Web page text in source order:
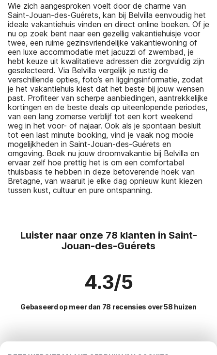
Wie zich aangesproken voelt door de charme van
Saint-Jouan-des-Guérets, kan bij Belvilla eenvoudig het
ideale vakantiehuis vinden en direct online boeken. Of je
nu op zoek bent naar een gezellig vakantiehuisje voor
twee, een ruime gezinsvriendelijke vakantiewoning of
een luxe accommodatie met jacuzzi of zwembad, je
hebt keuze uit kwalitatieve adressen die zorgvuldig zijn
geselecteerd. Via Belvilla vergelijk je rustig de
verschillende opties, foto’s en liggingsinformatie, zodat
je het vakantiehuis kiest dat het beste bij jouw wensen
past. Profiteer van scherpe aanbiedingen, aantrekkelijke
kortingen en de beste deals op uiteenlopende periodes,
van een lang zomerse verblijf tot een kort weekend
weg in het voor- of najaar. Ook als je spontaan besluit
tot een last minute booking, vind je vaak nog mooie
mogelijkheden in Saint-Jouan-des-Guérets en
omgeving. Boek nu jouw droomvakantie bij Belvilla en
ervaar zelf hoe prettig het is om een comfortabel
thuisbasis te hebben in deze betoverende hoek van
Bretagne, van waaruit je elke dag opnieuw kunt kiezen
tussen kust, cultuur en pure ontspanning.
Luister naar onze 78 klanten in Saint-
Jouan-des-Guérets
4.3/5
Gebaseerd op meer dan 78 recensies over 58 huizen